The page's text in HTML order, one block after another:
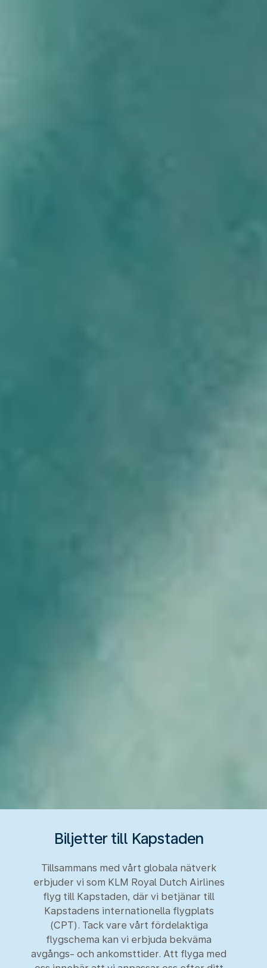
Biljetter till Kapstaden
Tillsammans med vårt globala nätverk
erbjuder vi som KLM Royal Dutch Airlines
flyg till Kapstaden, där vi betjänar till
Kapstadens internationella flygplats
(CPT). Tack vare vårt fördelaktiga
flygschema kan vi erbjuda bekväma
avgångs- och ankomsttider. Att flyga med